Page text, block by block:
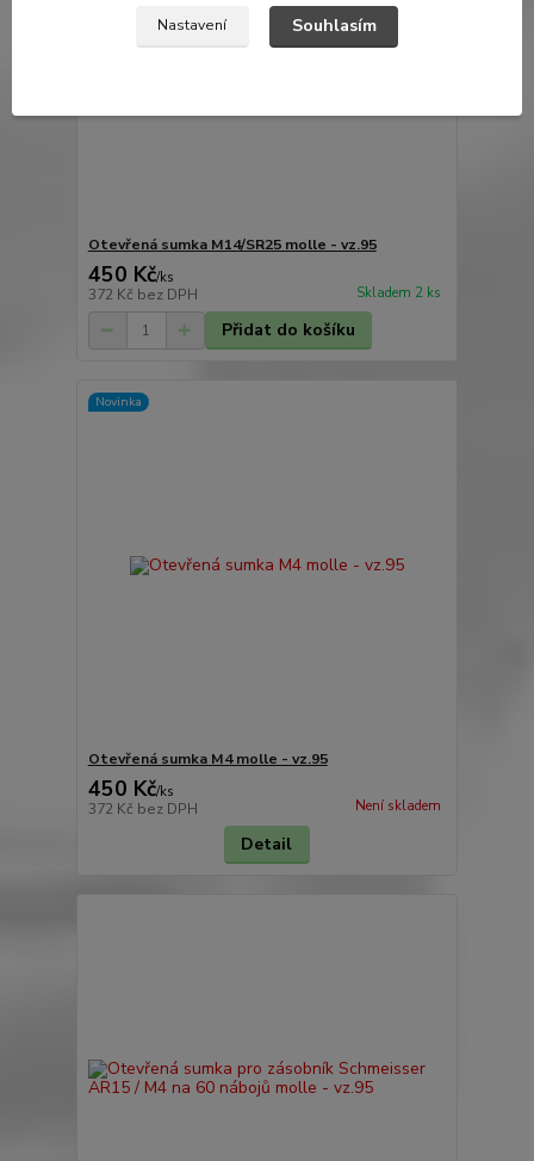
Otevřená sumka M14/SR25 molle - vz.95
450 Kč/ks
372 Kč bez DPH Skladem 2 ks
Přidat do košíku
Novinka
Otevřená sumka M4 molle - vz.95
450 Kč/ks
372 Kč bez DPH Není skladem
Detail
Nastavení Souhlasím